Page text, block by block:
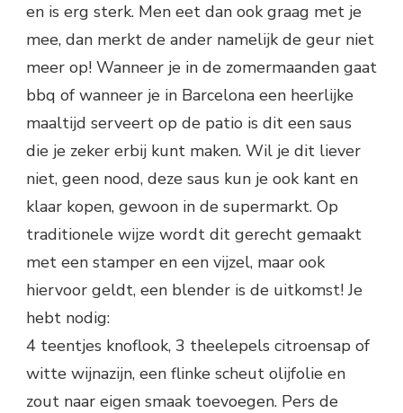
en is erg sterk. Men eet dan ook graag met je
mee, dan merkt de ander namelijk de geur niet
meer op! Wanneer je in de zomermaanden gaat
bbq of wanneer je in Barcelona een heerlijke
maaltijd serveert op de patio is dit een saus
die je zeker erbij kunt maken. Wil je dit liever
niet, geen nood, deze saus kun je ook kant en
klaar kopen, gewoon in de supermarkt. Op
traditionele wijze wordt dit gerecht gemaakt
met een stamper en een vijzel, maar ook
hiervoor geldt, een blender is de uitkomst! Je
hebt nodig:
4 teentjes knoflook, 3 theelepels citroensap of
witte wijnazijn, een flinke scheut olijfolie en
zout naar eigen smaak toevoegen. Pers de